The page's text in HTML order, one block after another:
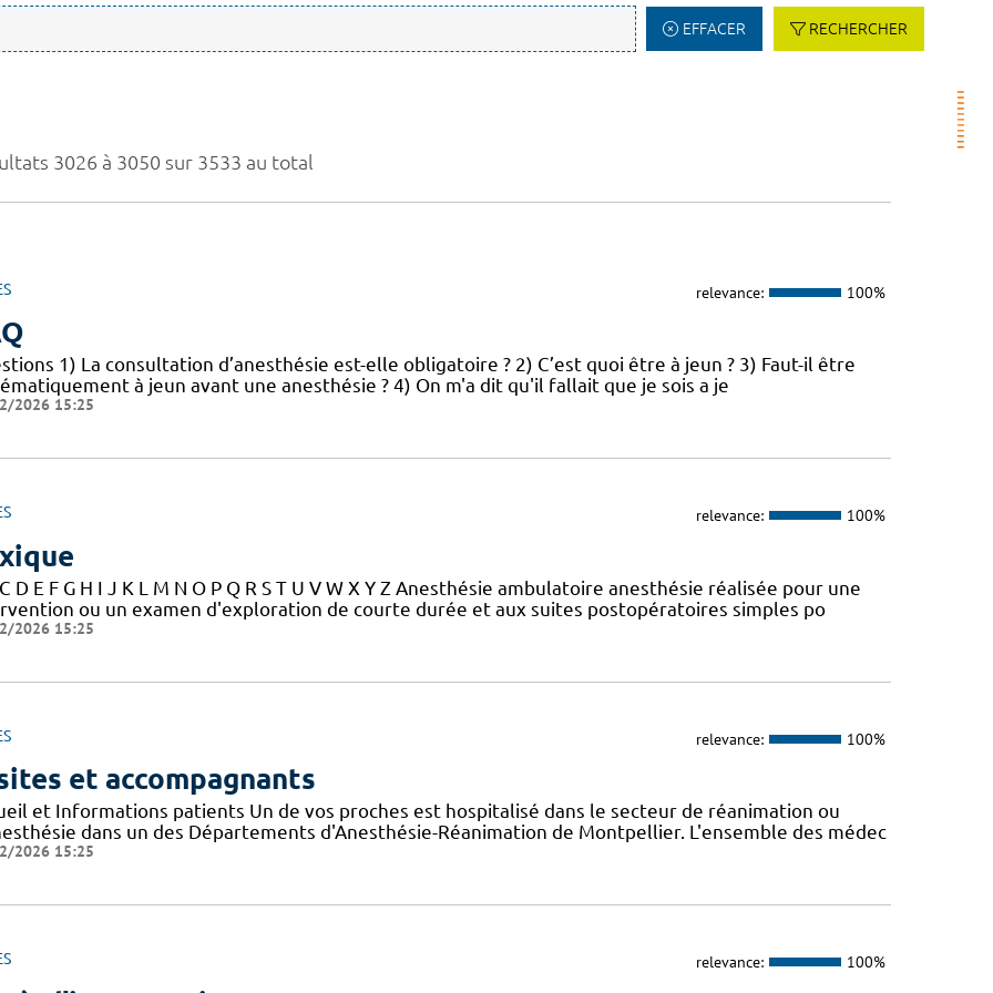
EFFACER RECHERCHER
3026 à 3050 sur 3533 au total
relevance: 100%
1) La consultation d’anesthésie est-elle obligatoire ? 2) C’est quoi être à jeun ? 3) Faut-il être
à jeun avant une anesthésie ? 4) On m'a dit qu'il fallait que je sois a je
2026 15:25
relevance: 100%
D E F G H I J K L M N O P Q R S T U V W X Y Z Anesthésie ambulatoire anesthésie réalisée pour une
ou un examen d'exploration de courte durée et aux suites postopératoires simples po
2026 15:25
relevance: 100%
et accompagnants
et Informations patients Un de vos proches est hospitalisé dans le secteur de réanimation ou
dans un des Départements d'Anesthésie-Réanimation de Montpellier. L'ensemble des médec
2026 15:25
relevance: 100%